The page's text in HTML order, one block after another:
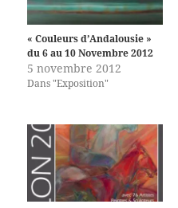
« Couleurs d’Andalousie »
du 6 au 10 Novembre 2012
5 novembre 2012
Dans "Exposition"